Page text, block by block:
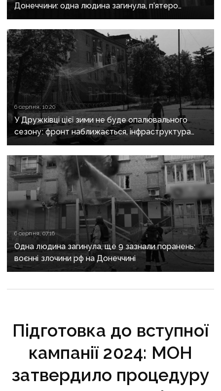
Донеччини: одна людина загинула, п’ятеро
поранені
6 серпня, 10:20
У Дружківці цієї зими не буде опалювального
сезону: фронт наближається, інфраструктура
критично зруйнована
6 серпня, 07:16
Одна людина загинула, ще 9 зазнали поранень:
воєнні злочини рф на Донеччині
Підготовка до вступної
кампанії 2024: МОН
затвердило процедуру